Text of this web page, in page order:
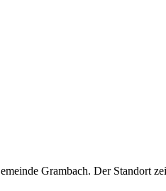
Grambach. Der Standort